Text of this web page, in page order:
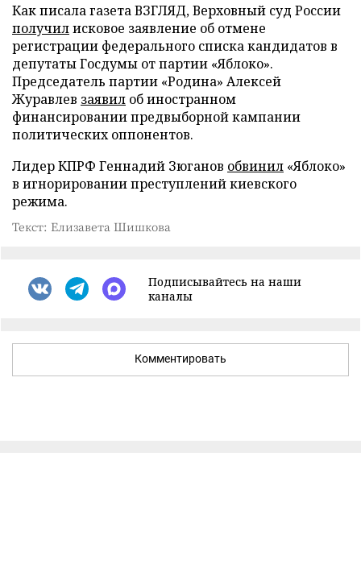
Как писала газета ВЗГЛЯД, Верховный суд России
получилисковое заявление об отмене
регистрации федерального списка кандидатов в
депутаты Госдумы от партии «Яблоко».
Председатель партии «Родина» Алексей
Журавлев заявил об иностранном
финансировании предвыборной кампании
политических оппонентов.
Лидер КПРФ Геннадий Зюганов обвинил «Яблоко»
в игнорировании преступлений киевского
режима.
Текст: Елизавета Шишкова
Подписывайтесь на наши
каналы
Комментировать